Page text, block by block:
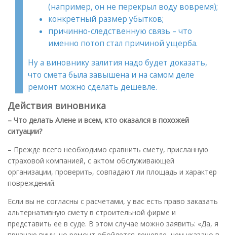
(например, он не перекрыл воду вовремя);
конкретный размер убытков;
причинно-следственную связь – что
именно потоп стал причиной ущерба.
Ну а виновнику залития надо будет доказать,
что смета была завышена и на самом деле
ремонт можно сделать дешевле.
Действия виновника
– Что делать Алене и всем, кто оказался в похожей
ситуации?
– Прежде всего необходимо сравнить смету, присланную
страховой компанией, с актом обслуживающей
организации, проверить, совпадают ли площадь и характер
повреждений.
Если вы не согласны с расчетами, у вас есть право заказать
альтернативную смету в строительной фирме и
представить ее в суде. В этом случае можно заявить: «Да, я